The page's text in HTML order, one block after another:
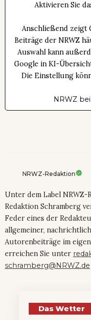
Aktivieren Sie
Anschließend zeigt
Beiträge der NRWZ
Auswahl kann
Google in KI-
Die Einstellung
NRWZ
NRWZ-Redaktion
Unter dem Label NRWZ-
Redaktion Schramberg
Feder eines der
allgemeiner,
Autorenbeiträge im
erreichen Sie unter
schramberg@NRWZ.de
Das Wetter